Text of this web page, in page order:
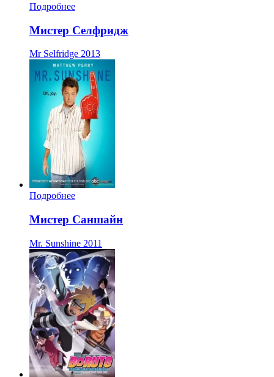
Подробнее
Мистер Селфридж
Mr Selfridge 2013
Подробнее
Мистер Саншайн
Mr. Sunshine 2011